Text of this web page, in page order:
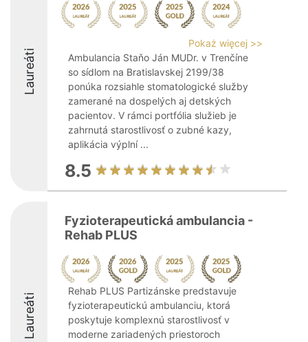
Laureáti
Pokaż więcej >>
Ambulancia Staňo Ján MUDr. v Trenčíne
so sídlom na Bratislavskej 2199/38
ponúka rozsiahle stomatologické služby
zamerané na dospelých aj detských
pacientov. V rámci portfólia služieb je
zahrnutá starostlivosť o zubné kazy,
aplikácia výplní ...
8.5
Laureáti
Fyzioterapeutická ambulancia -
Rehab PLUS
Rehab PLUS Partizánske predstavuje
fyzioterapeutickú ambulanciu, ktorá
poskytuje komplexnú starostlivosť v
moderne zariadených priestoroch